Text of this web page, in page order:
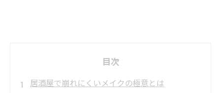
目次
居酒屋で崩れにくいメイクの極意とは